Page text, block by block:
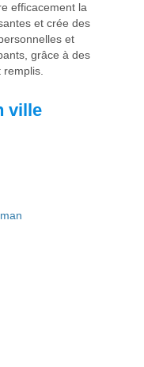
efficacement la
et crée des
et
grâce à des
ville